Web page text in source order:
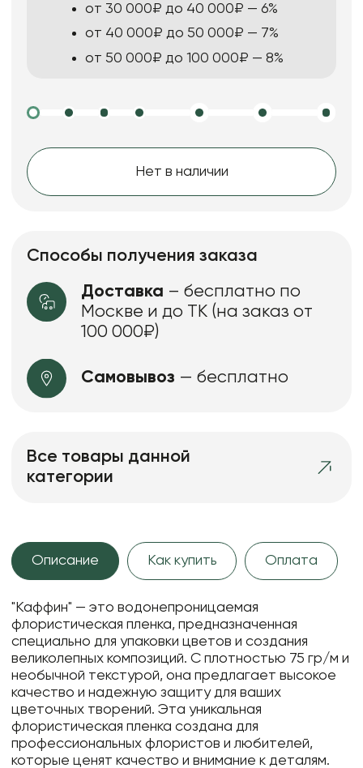
от 30 000₽ до 40 000₽ — 6%
от 40 000₽ до 50 000₽ — 7%
от 50 000₽ до 100 000₽ — 8%
Нет в наличии
Способы получения заказа
Доставка – бесплатно по
Москве и до ТК (на заказ от
100 000₽)
Самовывоз — бесплатно
Все товары данной
категории
Описание Как купить Оплата
"Каффин" — это водонепроницаемая
флористическая пленка, предназначенная
специально для упаковки цветов и создания
великолепных композиций. С плотностью 75 гр/м и
необычной текстурой, она предлагает высокое
качество и надежную защиту для ваших
цветочных творений. Эта уникальная
флористическая пленка создана для
профессиональных флористов и любителей,
которые ценят качество и внимание к деталям.